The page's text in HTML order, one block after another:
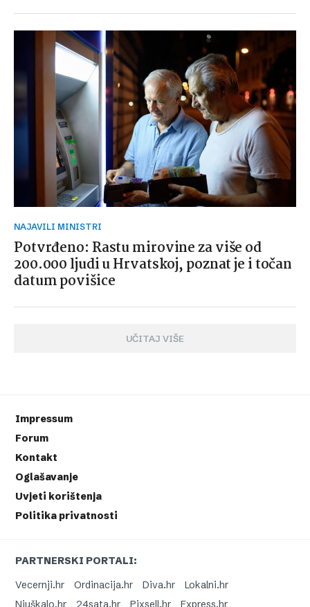
NAJAVILI MINISTRI
Potvrđeno: Rastu mirovine za više od
200.000 ljudi u Hrvatskoj, poznat je i točan
datum povišice
UČITAJ VIŠE
Impressum
Forum
Kontakt
Oglašavanje
Uvjeti korištenja
Politika privatnosti
PARTNERSKI PORTALI:
Vecernji.hr
Ordinacija.hr Diva.hr
Lokalni.hr
Njuškalo.hr
24sata.hr Pixsell.hr Express.hr